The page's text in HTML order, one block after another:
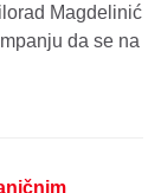
Magdelinić
da se na